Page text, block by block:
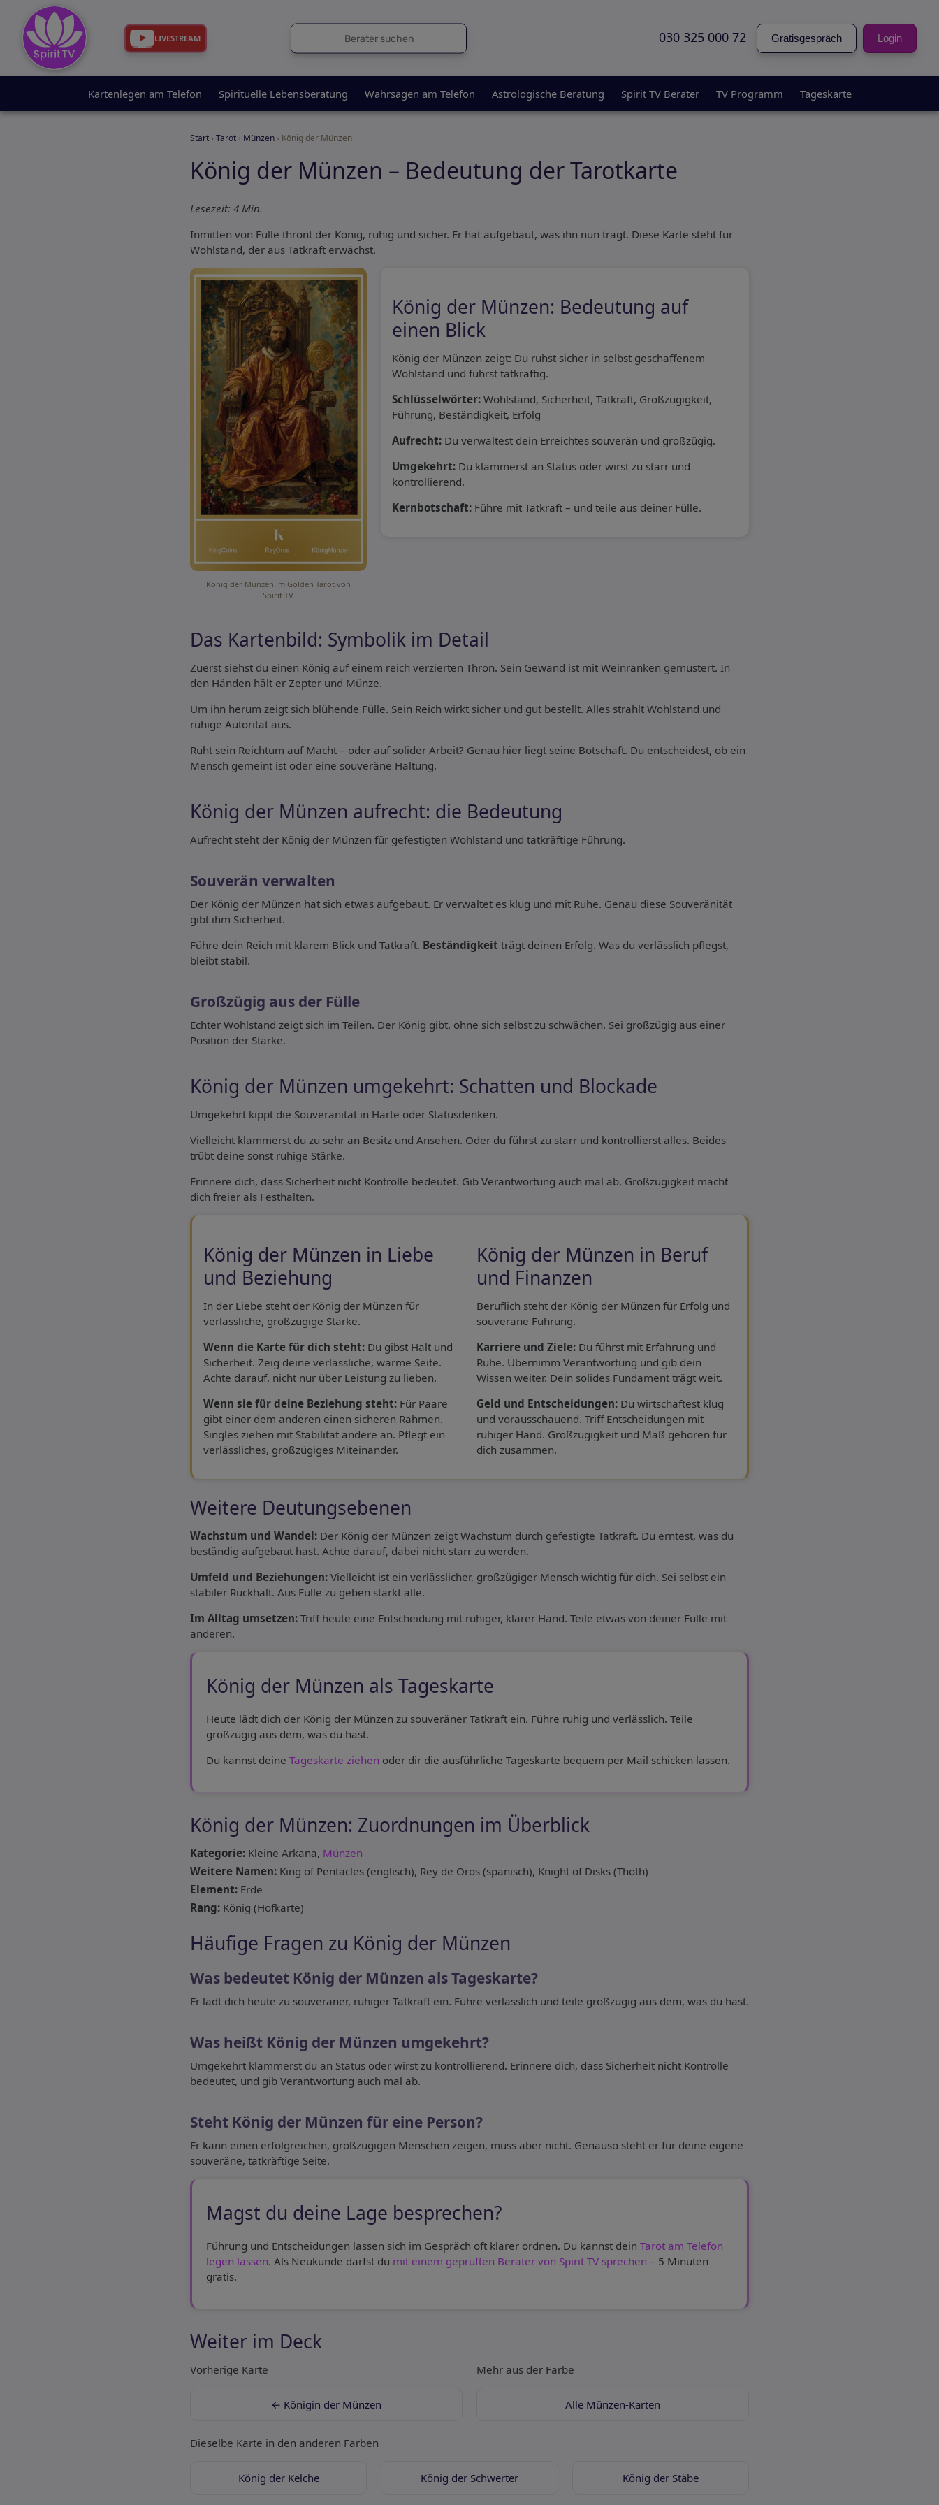
LIVESTREAM 030 325 000 72 Gratisgespräch Login
Kartenlegen am Telefon Spirituelle Lebensberatung Wahrsagen am Telefon Astrologische Beratung Spirit TV Berater TV Programm Tageskarte
Start › Tarot › Münzen › König der Münzen
König der Münzen – Bedeutung der Tarotkarte
Lesezeit: 4 Min.
Inmitten von Fülle thront der König, ruhig und sicher. Er hat aufgebaut, was ihn nun trägt. Diese Karte steht für
Wohlstand, der aus Tatkraft erwächst.
König der Münzen im Golden Tarot von
Spirit TV.
König der Münzen: Bedeutung auf
einen Blick
König der Münzen zeigt: Du ruhst sicher in selbst geschaffenem
Wohlstand und führst tatkräftig.
Schlüsselwörter: Wohlstand, Sicherheit, Tatkraft, Großzügigkeit,
Führung, Beständigkeit, Erfolg
Aufrecht: Du verwaltest dein Erreichtes souverän und großzügig.
Umgekehrt: Du klammerst an Status oder wirst zu starr und
kontrollierend.
Kernbotschaft: Führe mit Tatkraft – und teile aus deiner Fülle.
Das Kartenbild: Symbolik im Detail
Zuerst siehst du einen König auf einem reich verzierten Thron. Sein Gewand ist mit Weinranken gemustert. In
den Händen hält er Zepter und Münze.
Um ihn herum zeigt sich blühende Fülle. Sein Reich wirkt sicher und gut bestellt. Alles strahlt Wohlstand und
ruhige Autorität aus.
Ruht sein Reichtum auf Macht – oder auf solider Arbeit? Genau hier liegt seine Botschaft. Du entscheidest, ob ein
Mensch gemeint ist oder eine souveräne Haltung.
König der Münzen aufrecht: die Bedeutung
Aufrecht steht der König der Münzen für gefestigten Wohlstand und tatkräftige Führung.
Souverän verwalten
Der König der Münzen hat sich etwas aufgebaut. Er verwaltet es klug und mit Ruhe. Genau diese Souveränität
gibt ihm Sicherheit.
Führe dein Reich mit klarem Blick und Tatkraft. Beständigkeit trägt deinen Erfolg. Was du verlässlich pflegst,
bleibt stabil.
Großzügig aus der Fülle
Echter Wohlstand zeigt sich im Teilen. Der König gibt, ohne sich selbst zu schwächen. Sei großzügig aus einer
Position der Stärke.
König der Münzen umgekehrt: Schatten und Blockade
Umgekehrt kippt die Souveränität in Härte oder Statusdenken.
Vielleicht klammerst du zu sehr an Besitz und Ansehen. Oder du führst zu starr und kontrollierst alles. Beides
trübt deine sonst ruhige Stärke.
Erinnere dich, dass Sicherheit nicht Kontrolle bedeutet. Gib Verantwortung auch mal ab. Großzügigkeit macht
dich freier als Festhalten.
König der Münzen in Liebe
und Beziehung
In der Liebe steht der König der Münzen für
verlässliche, großzügige Stärke.
Wenn die Karte für dich steht: Du gibst Halt und
Sicherheit. Zeig deine verlässliche, warme Seite.
Achte darauf, nicht nur über Leistung zu lieben.
Wenn sie für deine Beziehung steht: Für Paare
gibt einer dem anderen einen sicheren Rahmen.
Singles ziehen mit Stabilität andere an. Pflegt ein
verlässliches, großzügiges Miteinander.
König der Münzen in Beruf
und Finanzen
Beruflich steht der König der Münzen für Erfolg und
souveräne Führung.
Karriere und Ziele:Du führst mit Erfahrung und
Ruhe. Übernimm Verantwortung und gib dein
Wissen weiter. Dein solides Fundament trägt weit.
Geld und Entscheidungen:Du wirtschaftest klug
und vorausschauend. Triff Entscheidungen mit
ruhiger Hand. Großzügigkeit und Maß gehören für
dich zusammen.
Weitere Deutungsebenen
Wachstum und Wandel: Der König der Münzen zeigt Wachstum durch gefestigte Tatkraft. Du erntest, was du
beständig aufgebaut hast. Achte darauf, dabei nicht starr zu werden.
Umfeld und Beziehungen: Vielleicht ist ein verlässlicher, großzügiger Mensch wichtig für dich. Sei selbst ein
stabiler Rückhalt. Aus Fülle zu geben stärkt alle.
Im Alltag umsetzen: Triff heute eine Entscheidung mit ruhiger, klarer Hand. Teile etwas von deiner Fülle mit
anderen.
König der Münzen als Tageskarte
Heute lädt dich der König der Münzen zu souveräner Tatkraft ein. Führe ruhig und verlässlich. Teile
großzügig aus dem, was du hast.
Du kannst deine Tageskarte ziehen oder dir die ausführliche Tageskarte bequem per Mail schicken lassen.
König der Münzen: Zuordnungen im Überblick
Kategorie: Kleine Arkana, Münzen
Weitere Namen: King of Pentacles (englisch), Rey de Oros (spanisch), Knight of Disks (Thoth)
Element: Erde
Rang: König (Hofkarte)
Häufige Fragen zu König der Münzen
Was bedeutet König der Münzen als Tageskarte?
Er lädt dich heute zu souveräner, ruhiger Tatkraft ein. Führe verlässlich und teile großzügig aus dem, was du hast.
Was heißt König der Münzen umgekehrt?
Umgekehrt klammerst du an Status oder wirst zu kontrollierend. Erinnere dich, dass Sicherheit nicht Kontrolle
bedeutet, und gib Verantwortung auch mal ab.
Steht König der Münzen für eine Person?
Er kann einen erfolgreichen, großzügigen Menschen zeigen, muss aber nicht. Genauso steht er für deine eigene
souveräne, tatkräftige Seite.
Magst du deine Lage besprechen?
Führung und Entscheidungen lassen sich im Gespräch oft klarer ordnen. Du kannst dein Tarot am Telefon
legen lassen. Als Neukunde darfst du mit einem geprüften Berater von Spirit TV sprechen – 5 Minuten
gratis.
Weiter im Deck
Vorherige Karte
← Königin der Münzen
Mehr aus der Farbe
Alle Münzen-Karten
Dieselbe Karte in den anderen Farben
König der Kelche König der Schwerter König der Stäbe